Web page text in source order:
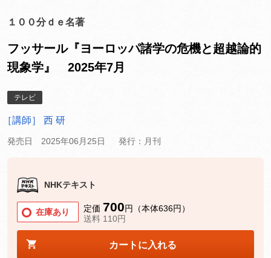
１００分ｄｅ名著
フッサール『ヨーロッパ諸学の危機と超越論的
現象学』 2025年7月
テレビ
［講師］ 西 研
発売日 2025年06月25日 発行：月刊
NHKテキスト
在庫あり 定価 700円（本体636円）
送料 110円
カートに入れる